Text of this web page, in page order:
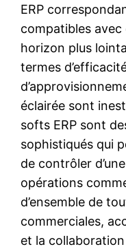
ERP
compatibles avec
horizon plus
termes
éclairée sont
softs ERP sont
sophistiqués qui
de contrôler
opérations
d’ensemble de
commerciales,
et la